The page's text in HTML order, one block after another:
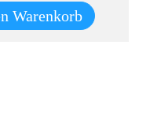
Warenkorb